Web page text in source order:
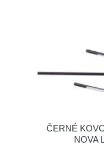
ČERNÉ
NOVA